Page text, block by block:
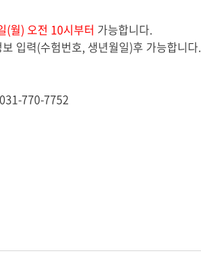
(월) 오전 10시부터 가능합니다.
입력(수험번호, 생년월일)후 가능합니다.
770-7752